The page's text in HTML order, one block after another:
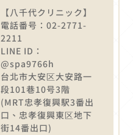
【八千代クリニック】
電話番号：02-2771-
2211
LINE ID：
@spa9766h
台北市大安区大安路一
段101巷10号3階
(MRT忠孝復興駅3番出
口、忠孝復興東区地下
街14番出口)